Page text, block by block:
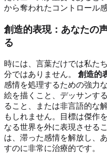
から奪われたコントロール
創造的表現：あなたの
る
時には、言葉だけでは私た
分ではありません。 創造的
感情を処理するための強力
絵を描くこと、デッサンす
ること、または非言語的な
もしれません。目標は傑作
なる世界を外に表現させる
は、滞った感情を解放し、
すのに非常に治療的です。